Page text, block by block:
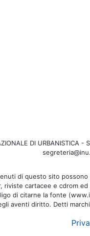
DI URBANISTICA
di questo sito
riviste cartacee e cdrom
di citarne la fonte
aventi diritto. Detti